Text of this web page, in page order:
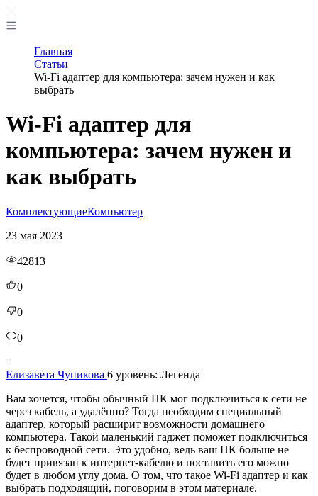
Главная
Статьи
Wi-Fi адаптер для компьютера: зачем нужен и как
выбрать
Wi-Fi адаптер для
компьютера: зачем нужен и
как выбрать
КомплектующиеКомпьютер
23 мая 2023
42813
0
0
0
Елизавета Чупикова 6 уровень: Легенда
Вам хочется, чтобы обычный ПК мог подключиться к сети не
через кабель, а удалённо? Тогда необходим специальный
адаптер, который расширит возможности домашнего
компьютера. Такой маленький гаджет поможет подключиться
к беспроводной сети. Это удобно, ведь ваш ПК больше не
будет привязан к интернет-кабелю и поставить его можно
будет в любом углу дома. О том, что такое Wi-Fi адаптер и как
выбрать подходящий, поговорим в этом материале.